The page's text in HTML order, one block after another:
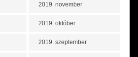
2019. november
2019. október
2019. szeptember